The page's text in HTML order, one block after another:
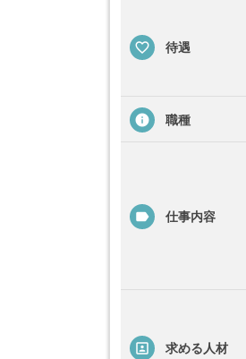
待遇
職種
仕事内容
求める人材